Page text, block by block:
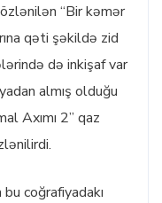
“Bir kəmər
qəti şəkildə zid
də inkişaf var
almış olduğu
Axımı 2” qaz
coğrafiyadakı